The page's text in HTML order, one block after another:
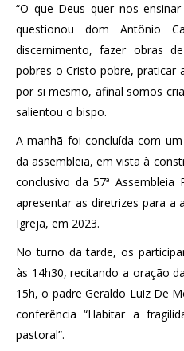
“O que Deus quer nos
questionou dom Antônio
discernimento, fazer obras
pobres o Cristo pobre, praticar
por si mesmo, afinal somos
salientou o bispo.
A manhã foi concluída com
da assembleia, em vista à
conclusivo da 57ª Assembleia
apresentar as diretrizes para a
Igreja, em 2023.
No turno da tarde, os
às 14h30, recitando a oração
15h, o padre Geraldo Luiz De
conferência “Habitar a
pastoral”.